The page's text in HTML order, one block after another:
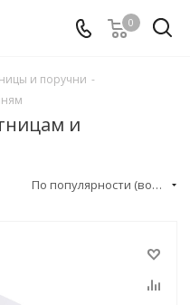
0
и поручни -
и
По популярности (возрастание)